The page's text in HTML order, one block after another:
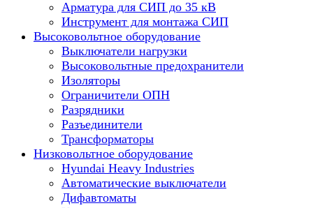
Арматура для СИП до 35 кВ
Инструмент для монтажа СИП
Высоковольтное оборудование
Выключатели нагрузки
Высоковольтные предохранители
Изоляторы
Ограничители ОПН
Разрядники
Разъединители
Трансформаторы
Низковольтное оборудование
Hyundai Heavy Industries
Автоматические выключатели
Дифавтоматы